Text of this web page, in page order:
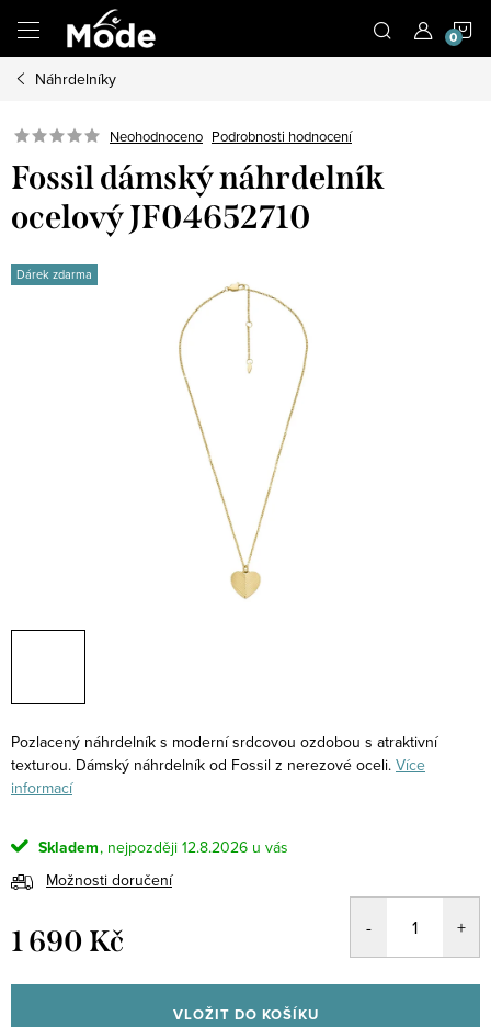
obsah
Náhrdelníky
Neohodnoceno Podrobnosti hodnocení
Fossil dámský náhrdelník
ocelový JF04652710
Dárek zdarma
Pozlacený náhrdelník s moderní srdcovou ozdobou s atraktivní
texturou. Dámský náhrdelník od Fossil z nerezové oceli. Více
informací
Skladem
12.8.2026
Možnosti doručení
1 690 Kč
cena:
VLOŽIT DO KOŠÍKU